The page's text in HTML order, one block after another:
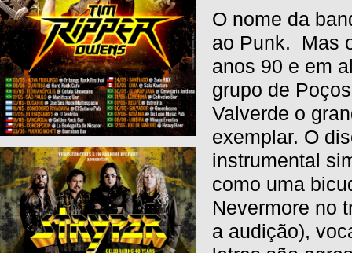
O nome da
ao Punk. Mas
anos 90 e em
grupo de
Valverde o
exemplar. O
instrumental
como uma
Nevermore no
a audição),